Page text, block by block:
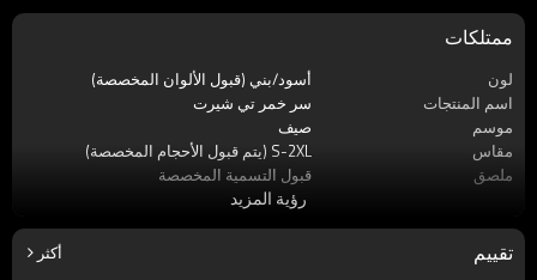
ممتلكات
لون
أسود/بني (قبول الألوان المخصصة)
اسم المنتجات
سر خمر تي شيرت
موسم
صيف
مقاس
S-2XL (يتم قبول الأحجام المخصصة)
ملصق
قبول التسمية المخصصة
اللمسات الظلام
رؤية المزيد
تقييم أكثر